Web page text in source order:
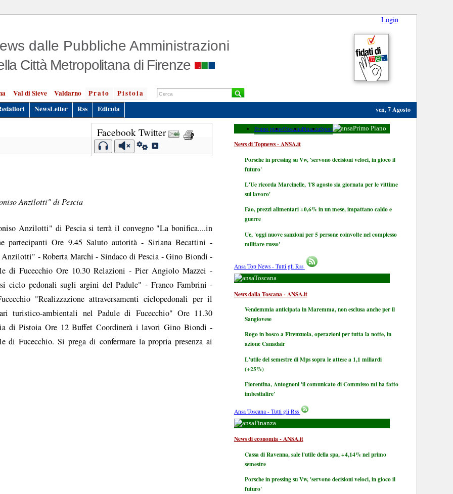
Login
dalle Pubbliche Amministrazioni
Città Metropolitana di Firenze
Val di Sieve Valdarno Prato
Pistoia
NewsLetter Rss Edicola ven, 7 Agosto
Facebook Twitter
Anzilotti" di Pescia
Anzilotti" di Pescia si terrà il convegno "La bonifica....in
partecipanti Ore 9.45 Saluto autorità - Siriana Becattini -
- Roberta Marchi - Sindaco di Pescia - Gino Biondi -
di Fucecchio Ore 10.30 Relazioni - Pier Angiolo Mazzei -
ciclo pedonali sugli argini del Padule" - Franco Fambrini -
"Realizzazione attraversamenti ciclopedonali per il
turistico-ambientali nel Padule di Fucecchio" Ore 11.30
di Pistoia Ore 12 Buffet Coordinerà i lavori Gino Biondi -
di Fucecchio. Si prega di confermare la propria presenza ai
Primo pianoToscanaFinanzaSport Primo Piano
News di Topnews - ANSA.it
Porsche in pressing su Vw, 'servono decisioni veloci, in gioco il
futuro'
L'Ue ricorda Marcinelle, 'l'8 agosto sia giornata per le vittime
sul lavoro'
Fao, prezzi alimentari +0,6% in un mese, impattano caldo e
guerre
Ue, 'oggi nuove sanzioni per 5 persone coinvolte nel complesso
militare russo'
Ansa Top News - Tutti gli Rss
Toscana
News dalla Toscana - ANSA.it
Vendemmia anticipata in Maremma, non esclusa anche per il
Sangiovese
Rogo in bosco a Firenzuola, operazioni per tutta la notte, in
azione Canadair
L'utile del semestre di Mps sopra le attese a 1,1 miliardi
(+25%)
Fiorentina, Antognoni 'il comunicato di Commisso mi ha fatto
imbestialire'
Ansa Toscana - Tutti gli Rss
Finanza
News di economia - ANSA.it
Cassa di Ravenna, sale l'utile della spa, +4,14% nel primo
semestre
Porsche in pressing su Vw, 'servono decisioni veloci, in gioco il
futuro'